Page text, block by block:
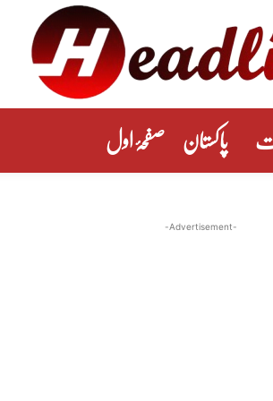
پاکستان صفحۂ اول
-Advertisement-